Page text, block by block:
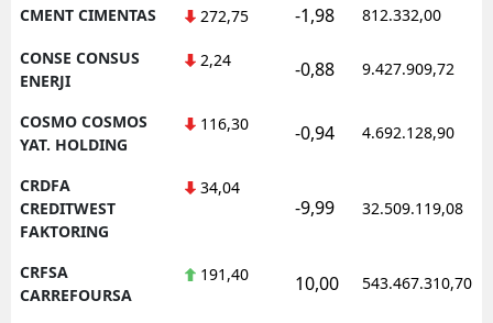
CMENT CIMENTAS 272,75 -1,98 812.332,00
CONSE CONSUS
ENERJI
2,24 -0,88 9.427.909,72
COSMO COSMOS
YAT. HOLDING
116,30 -0,94 4.692.128,90
CRDFA
CREDITWEST
FAKTORING
34,04
-9,99 32.509.119,08
CRFSA
CARREFOURSA
191,40 10,00 543.467.310,70